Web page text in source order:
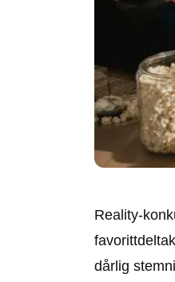
Reality-
dårlig